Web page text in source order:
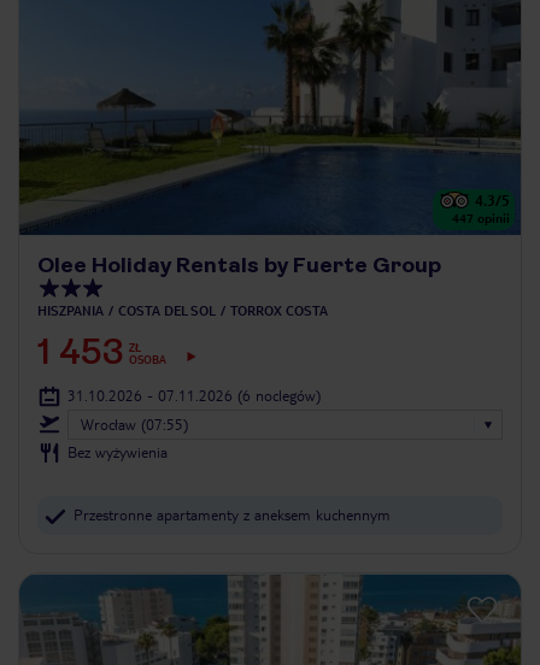
4.3/5
447 opinii
Olee Holiday Rentals by Fuerte Group
HISZPANIA COSTA DEL SOL TORROX COSTA
1 453 ZŁ
OSOBA
31.10.2026 - 07.11.2026 (6 noclegów)
Wrocław (07:55)
Bez wyżywienia
Przestronne apartamenty z aneksem kuchennym